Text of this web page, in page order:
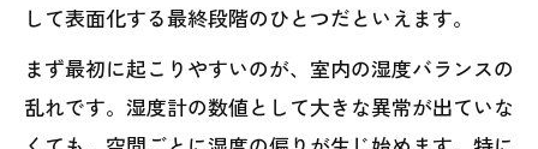
して表面化する最終段階のひとつだといえます。
まず最初に起こりやすいのが、室内の湿度バランスの
乱れです。湿度計の数値として大きな異常が出ていな